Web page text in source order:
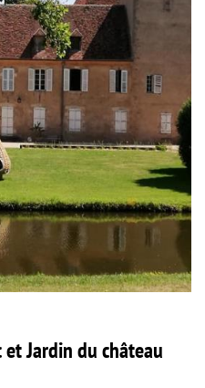
et Jardin du château